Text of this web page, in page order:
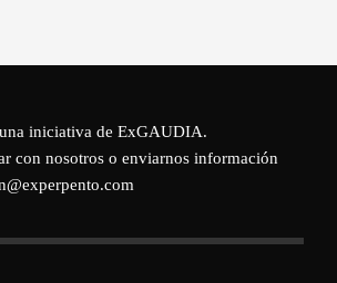
iniciativa de ExGAUDIA.
con nosotros o enviarnos información